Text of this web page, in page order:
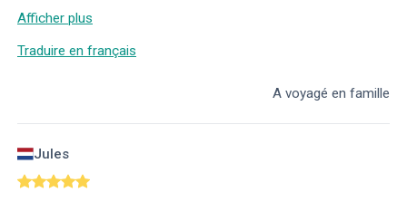
Afficher plus
Traduire en français
A voyagé en famille
Jules